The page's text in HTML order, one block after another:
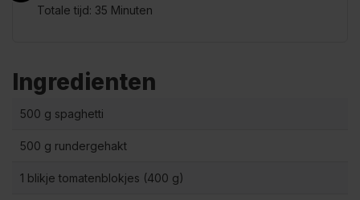
Ingredienten
500 g spaghetti
500 g rundergehakt
1 blikje tomatenblokjes (400 g)
Totale tijd: 35 Minuten